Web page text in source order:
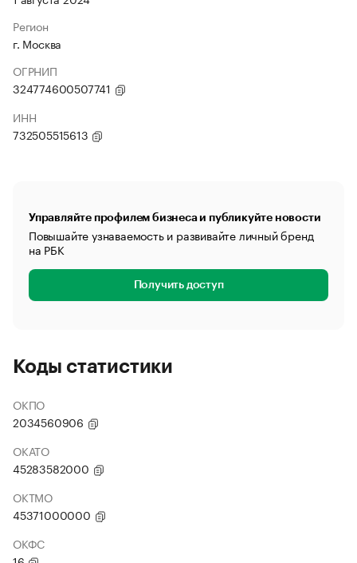
Регион
г. Москва
ОГРНИП
324774600507741
ИНН
732505515613
Управляйте профилем бизнеса и публикуйте новости
Повышайте узнаваемость и развивайте личный бренд
на РБК
Получить доступ
Коды статистики
ОКПО
2034560906
ОКАТО
45283582000
ОКТМО
45371000000
ОКФС